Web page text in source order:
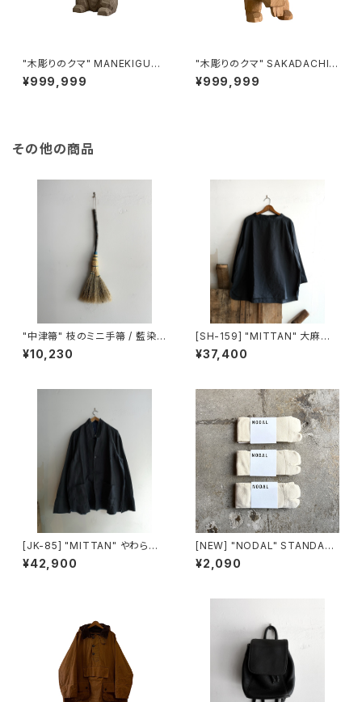
"木彫りのクマ" MANEKIGUM
A made in HOKKAIDO (埋も
れ木)
¥999,999
"木彫りのクマ" SAKADACHI
made in HOKKAIDO (オンコ)
¥999,999
その他の商品
"中津箒" 枝のミニ手箒 / 藍染
め糸 (約53㎝)
¥10,230
[SH-159] "MITTAN" 大麻長
袖プルオーバー 高密度
¥37,400
[JK-85] "MITTAN" やわらか
大麻JKT (墨×インディゴ)
¥42,900
[NEW] "NODAL" STANDAR
D SOX made in JAPAN
¥2,090